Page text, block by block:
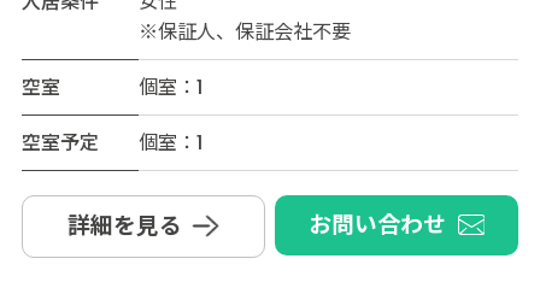
※保証人、保証会社不要
空室
個室：1
空室予定
個室：1
詳細を見る お問い合わせ